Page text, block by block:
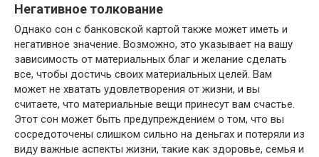
Негативное толкование
Однако сон с банковской картой также может иметь и
негативное значение. Возможно, это указывает на вашу
зависимость от материальных благ и желание сделать
все, чтобы достичь своих материальных целей. Вам
может не хватать удовлетворения от жизни, и вы
считаете, что материальные вещи принесут вам счастье.
Этот сон может быть предупреждением о том, что вы
сосредоточены слишком сильно на деньгах и потеряли из
виду важные аспекты жизни, такие как здоровье, семья и